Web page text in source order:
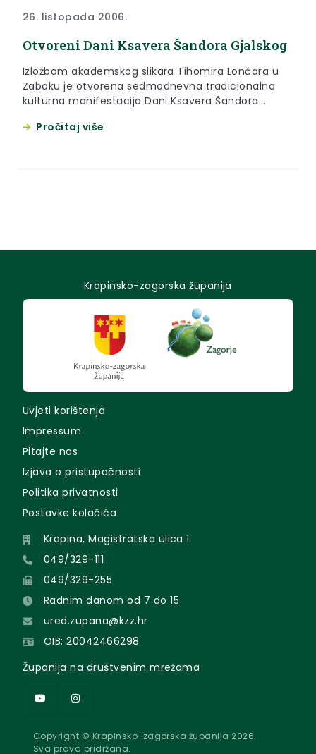
26. listopada 2006.
Otvoreni Dani Ksavera Šandora Gjalskog
Izložbom akademskog slikara Tihomira Lončara u
Zaboku je otvorena sedmodnevna tradicionalna
kulturna manifestacija Dani Ksavera Šandora
otvorila je predsjednica Skupštine Krapinsko-
Pročitaj više
Krapinsko-zagorska županija
Uvjeti korištenja
Impressum
Pitajte nas
Izjava o pristupačnosti
Politika privatnosti
Postavke kolačića
Krapina, Magistratska ulica 1
049/329-111
049/329-255
Radnim danom od 7 do 15
ured.zupana@kzz.hr
OIB: 20042466298
Županija na društvenim mrežama
Copyright © Krapinsko-zagorska županija 2026.
Sva prava pridržana.